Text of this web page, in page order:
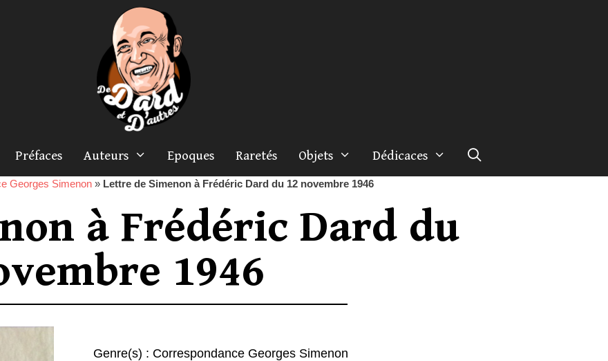
Préfaces Auteurs Epoques Raretés Objets Dédicaces
Georges Simenon » Lettre de Simenon à Frédéric Dard du 12 novembre 1946
à Frédéric Dard du
1946
Genre(s) : Correspondance Georges Simenon